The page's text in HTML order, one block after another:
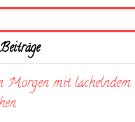
Morgen mit lächelndem